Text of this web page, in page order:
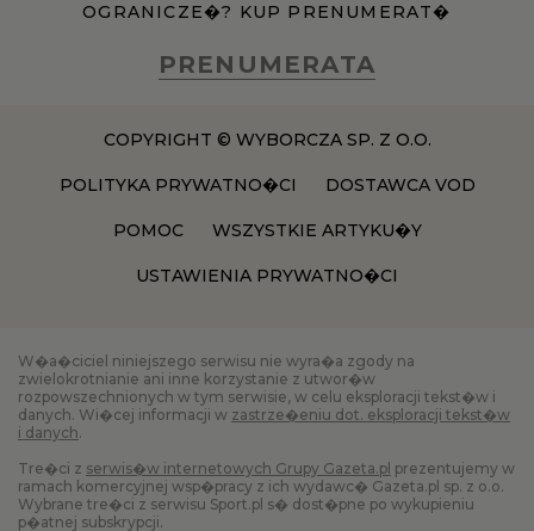
OGRANICZE�? KUP PRENUMERAT�
PRENUMERATA
COPYRIGHT © WYBORCZA SP. Z O.O.
POLITYKA PRYWATNO�CI DOSTAWCA VOD
POMOC WSZYSTKIE ARTYKU�Y
USTAWIENIA PRYWATNO�CI
W�a�ciciel niniejszego serwisu nie wyra�a zgody na
zwielokrotnianie ani inne korzystanie z utwor�w
rozpowszechnionych w tym serwisie, w celu eksploracji tekst�w i
danych. Wi�cej informacji w zastrze�eniu dot. eksploracji tekst�w
i danych.
Tre�ci z serwis�w internetowych Grupy Gazeta.pl prezentujemy w
ramach komercyjnej wsp�pracy z ich wydawc� Gazeta.pl sp. z o.o.
Wybrane tre�ci z serwisu Sport.pl s� dost�pne po wykupieniu
p�atnej subskrypcji.